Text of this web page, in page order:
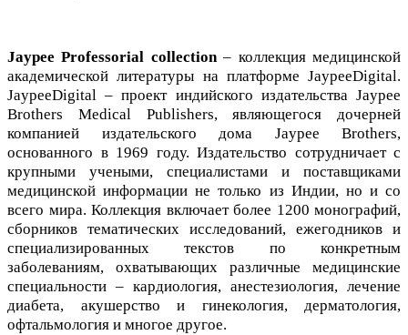
Jaypee Professorial collection– коллекция медицинской
академической литературы на платформе JaypeeDigital.
JaypeeDigital – проект индийского издательства Jaypee
Brothers Medical Publishers, являющегося дочерней
компанией издательского дома Jaypee Brothers,
основанного в 1969 году. Издательство сотрудничает с
крупными учеными, специалистами и поставщиками
медицинской информации не только из Индии, но и со
всего мира. Коллекция включает более 1200 монографий,
сборников тематических исследований, ежегодников и
специализированных текстов по конкретным
заболеваниям, охватывающих различные медицинские
специальности – кардиология, анестезиология, лечение
диабета, акушерство и гинекология, дерматология,
офтальмология и многое другое.